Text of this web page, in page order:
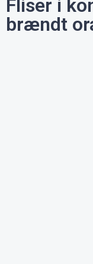
Fliser i
brændt